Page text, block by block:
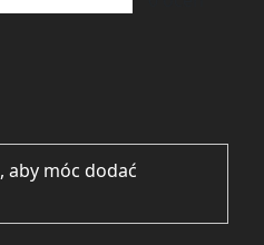
, aby móc dodać